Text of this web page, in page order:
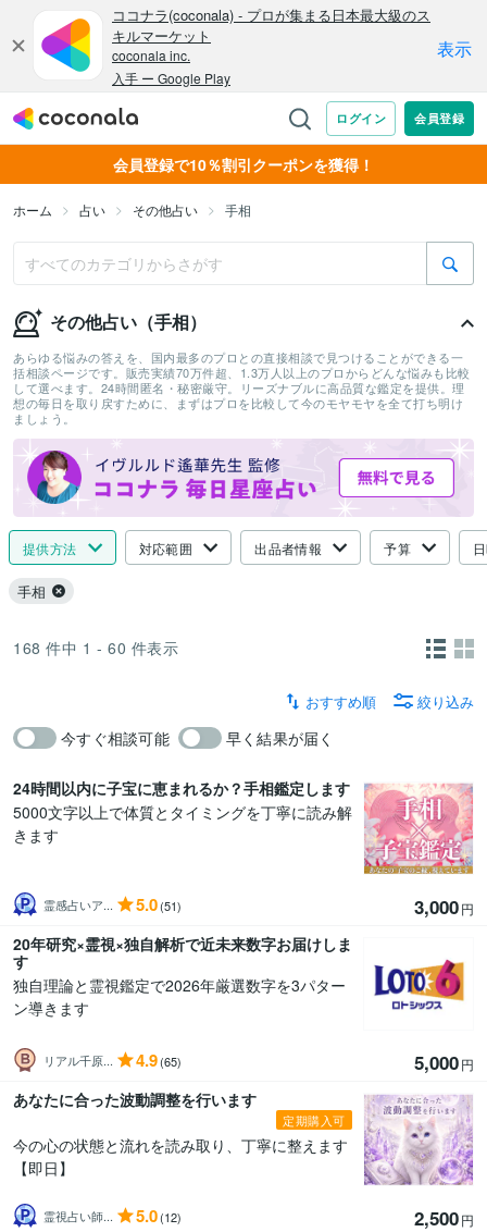
会員登録で10％割引クーポンを獲得！
ホーム 占い その他占い 手相
その他占い（手相）
あらゆる悩みの答えを、国内最多のプロとの直接相談で見つけることができる一
括相談ページです。販売実績70万件超、1.3万人以上のプロからどんな悩みも比較
して選べます。24時間匿名・秘密厳守。リーズナブルに高品質な鑑定を提供。理
想の毎日を取り戻すために、まずはプロを比較して今のモヤモヤを全て打ち明け
ましょう。
提供方法 対応範囲 出品者情報 予算
手相
168 件中 1 - 60 件表示
今すぐ相談可能 早く結果が届く
おすすめ順 絞り込み
24時間以内に子宝に恵まれるか？手相鑑定します
5000文字以上で体質とタイミングを丁寧に読み解
きます
霊感占いア... 5.0(51) 3,000円
20年研究×霊視×独自解析で近未来数字お届けしま
す
独自理論と霊視鑑定で2026年厳選数字を3パター
ン導きます
リアル千原... 4.9(65) 5,000円
あなたに合った波動調整を行います
定期購入可
今の心の状態と流れを読み取り、丁寧に整えます
【即日】
霊視占い師... 5.0(12) 2,500円